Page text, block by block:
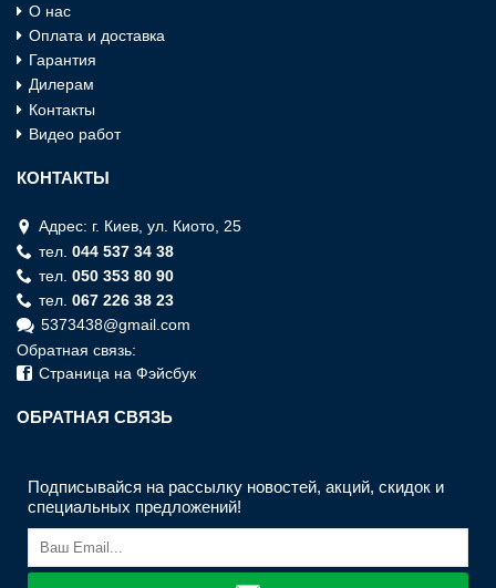
О нас
Оплата и доставка
Гарантия
Дилерам
Контакты
Видео работ
КОНТАКТЫ
Адрес: г. Киев, ул. Киото, 25
тел. 044 537 34 38
тел. 050 353 80 90
тел. 067 226 38 23
5373438@gmail.com
Обратная связь:
Страница на Фэйсбук
ОБРАТНАЯ СВЯЗЬ
Подписывайся на рассылку новостей, акций, скидок и
специальных предложений!